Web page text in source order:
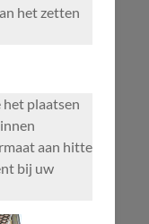
het zetten
plaatsen
aan hitte
bij uw